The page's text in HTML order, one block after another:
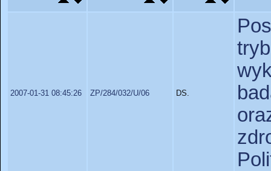
2007-01-31 08:45:26 ZP/284/032/U/06 DS.